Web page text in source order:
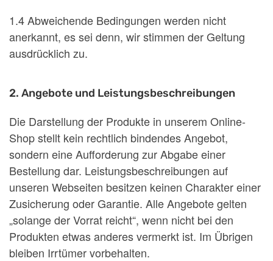
1.4 Abweichende Bedingungen werden nicht
anerkannt, es sei denn, wir stimmen der Geltung
ausdrücklich zu.
2. Angebote und Leistungsbeschreibungen
Die Darstellung der Produkte in unserem Online-
Shop stellt kein rechtlich bindendes Angebot,
sondern eine Aufforderung zur Abgabe einer
Bestellung dar. Leistungsbeschreibungen auf
unseren Webseiten besitzen keinen Charakter einer
Zusicherung oder Garantie. Alle Angebote gelten
„solange der Vorrat reicht“, wenn nicht bei den
Produkten etwas anderes vermerkt ist. Im Übrigen
bleiben Irrtümer vorbehalten.